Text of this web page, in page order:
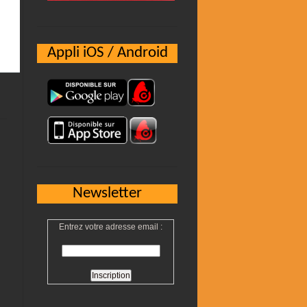
Appli iOS / Android
Newsletter
Entrez votre adresse email :